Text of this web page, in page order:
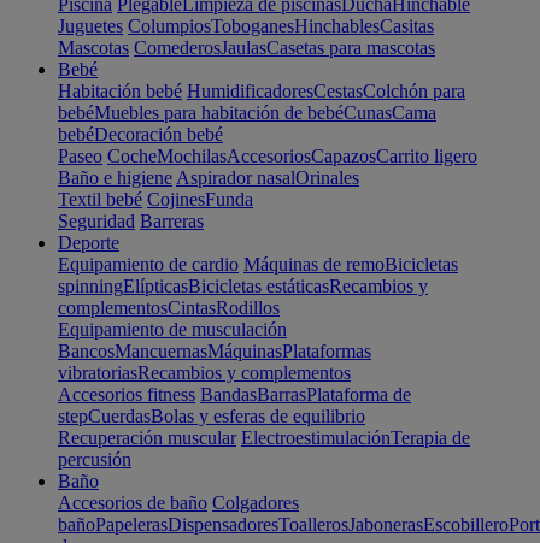
Piscina PlegableLimpieza de piscinasDuchaHinchable
Juguetes ColumpiosToboganesHinchablesCasitas
Mascotas ComederosJaulasCasetas para mascotas
Bebé
Habitación bebé HumidificadoresCestasColchón para
bebéMuebles para habitación de bebéCunasCama
bebéDecoración bebé
Paseo CocheMochilasAccesoriosCapazosCarrito ligero
Baño e higiene Aspirador nasalOrinales
Textil bebé CojinesFunda
Seguridad Barreras
Deporte
Equipamiento de cardio Máquinas de remoBicicletas
spinningElípticasBicicletas estáticasRecambios y
complementosCintasRodillos
Equipamiento de musculación
BancosMancuernasMáquinasPlataformas
vibratoriasRecambios y complementos
Accesorios fitness BandasBarrasPlataforma de
stepCuerdasBolas y esferas de equilibrio
Recuperación muscular ElectroestimulaciónTerapia de
percusión
Baño
Accesorios de baño Colgadores
bañoPapelerasDispensadoresToallerosJabonerasEscobillero